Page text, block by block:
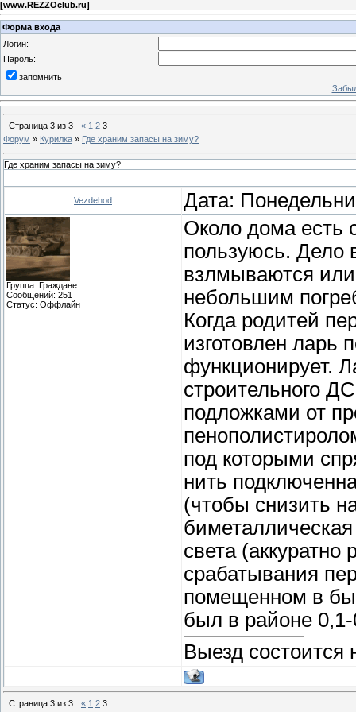
[www.REZZOclub.ru]
Форма входа
Логин:
Пароль:
запомнить
Страница 3 из 3 « 1 2 3
Форум » Курилка » Где храним запасы на зиму?
Где храним запасы на зиму?
Vezdehod Дата:
Группа: Граждане
Сообщений: 251
Статус: Оффлайн
Около дома есть
пользуюсь. Дело
взлмываются или
небольшим
Когда родитей
изготовлен ларь
функционирует.
строительного
подложками от
под которыми
нить
(чтобы снизить
света
срабатывания
помещенном в
был в районе
Выезд состоится
Страница 3 из 3 « 1 2 3